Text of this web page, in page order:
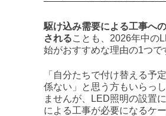
駆け込み需要による工事へ
されることも、2026年中の
始がおすすめな理由の1つで
「自分たちで付け替える予
係ない」と思う方もいらっ
ませんが、LED照明の設置
による工事が必要になるケ